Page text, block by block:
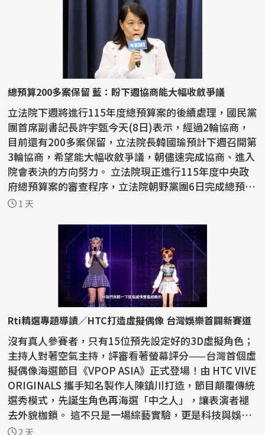
總預算200多案保留 藍：盼下週協商能大幅收斂爭議
立法院下週將進行115年度總預算案的後續處理，國民黨
團首席副書記長許宇甄今天(8日)表示，經過2輪協商，
目前還有200多案保留，立法院長韓國瑜預計下週召開第
3輪協商，希望能大幅收斂爭議，朝儘速完成協商、進入
院會表決的方向努力。 立法院現正進行115年度中央政
府總預算案的審查程序，立法院朝野黨團6日完成總預算
案...1 天
Rti精選專題導讀／HTC打造虛擬偶像 台灣娛樂首闢新賽道
沒有真人參賽者，只有15位預先設定好的3D虛擬角色；
主持人對著空氣主持，評審看著螢幕評分——台灣首個虛
擬偶像海選節目《VPOP ASIA》正式登場！由 HTC VIVE
ORIGINALS 攜手知名製作人陳鎮川打造，節目顛覆傳統
選秀模式，先誕生角色再海選「中之人」，讓表演者褪
去外貌枷鎖。 這不只是一場綜藝實驗，更是科技與娛樂
的...2 天